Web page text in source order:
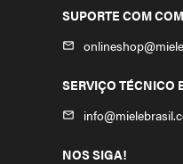
SUPORTE COM
mail_outline
SERVIÇO TÉCNICO
mail_outline
NOS SIGA!